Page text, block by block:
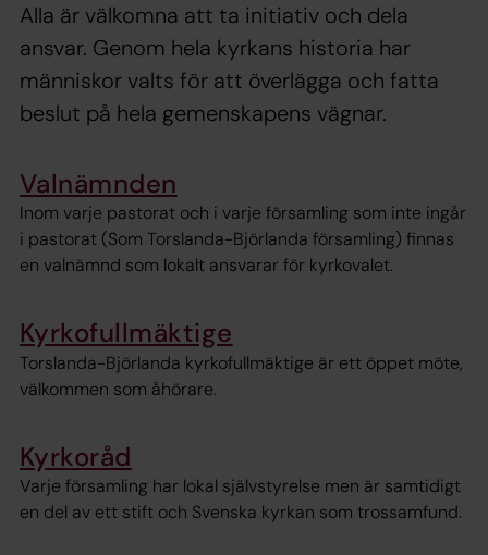
Alla är välkomna att ta initiativ och dela
ansvar. Genom hela kyrkans historia har
människor valts för att överlägga och fatta
beslut på hela gemenskapens vägnar.
Valnämnden
Inom varje pastorat och i varje församling som inte ingår
i pastorat (Som Torslanda-Björlanda församling) finnas
en valnämnd som lokalt ansvarar för kyrkovalet.
Kyrkofullmäktige
Torslanda-Björlanda kyrkofullmäktige är ett öppet möte,
välkommen som åhörare.
Kyrkoråd
Varje församling har lokal självstyrelse men är samtidigt
en del av ett stift och Svenska kyrkan som trossamfund.